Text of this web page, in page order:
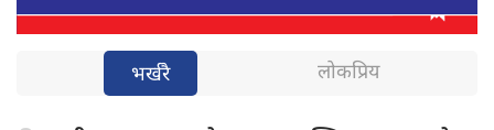
भर्खरै लोकप्रिय